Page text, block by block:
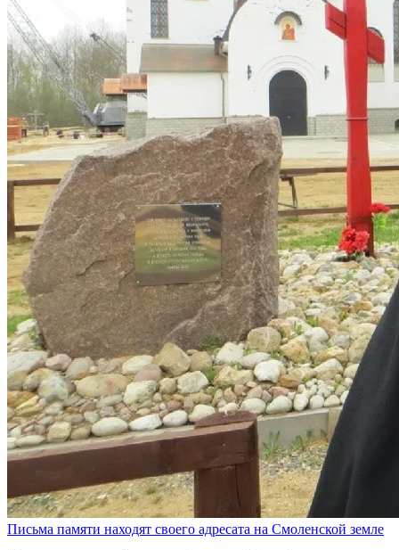
Письма памяти находят своего адресата на Смоленской земле